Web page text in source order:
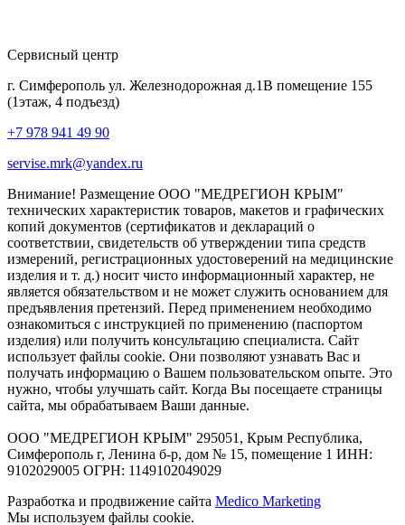
Сервисный центр
г. Симферополь ул. Железнодорожная д.1В помещение 155
(1этаж, 4 подъезд)
+7 978 941 49 90
servise.mrk@yandex.ru
Внимание! Размещение ООО "МЕДРЕГИОН КРЫМ"
технических характеристик товаров, макетов и графических
копий документов (сертификатов и деклараций о
соответствии, свидетельств об утверждении типа средств
измерений, регистрационных удостоверений на медицинские
изделия и т. д.) носит чисто информационный характер, не
является обязательством и не может служить основанием для
предъявления претензий. Перед применением необходимо
ознакомиться с инструкцией по применению (паспортом
изделия) или получить консультацию специалиста. Сайт
использует файлы cookie. Они позволяют узнавать Вас и
получать информацию о Вашем пользовательском опыте. Это
нужно, чтобы улучшать сайт. Когда Вы посещаете страницы
сайта, мы обрабатываем Ваши данные.
ООО "МЕДРЕГИОН КРЫМ" 295051, Крым Республика,
Симферополь г, Ленина б-р, дом № 15, помещение 1 ИНН:
9102029005 ОГРН: 1149102049029
Разработка и продвижение сайта Medico Marketing
Мы используем файлы cookie.